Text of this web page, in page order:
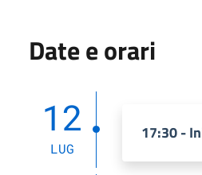
Date e orari
12
LUG
17:30 -